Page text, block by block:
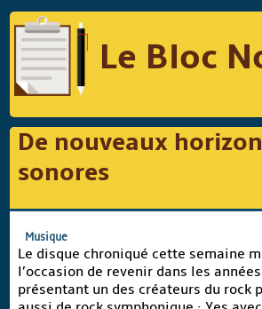
Le Bloc
INFORMATIQUE
COMPARATIF DES
COMPARATIF DES
De nouveaux
sonores
Musique
Le disque chroniqué cette semaine
l’occasion de revenir dans les
présentant un des créateurs du rock